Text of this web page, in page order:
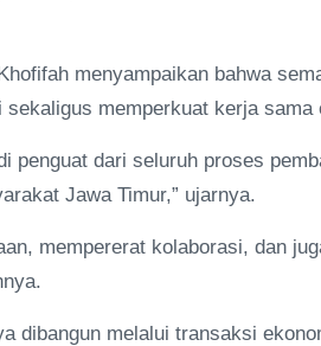
menyampaikan bahwa
memperkuat kerja sama
penguat dari seluruh proses
Jawa Timur,” ujarnya.
mempererat kolaborasi, dan
dibangun melalui transaksi